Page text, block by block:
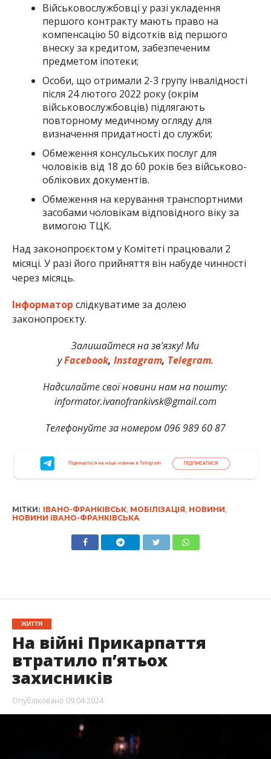
Військовослужбовці у разі укладення
першого контракту мають право на
компенсацію 50 відсотків від першого
внеску за кредитом, забезпеченим
предметом іпотеки;
Особи, що отримали 2-3 групу інвалідності
після 24 лютого 2022 року (окрім
військовослужбовців) підлягають
повторному медичному огляду для
визначення придатності до служби;
Обмеження консульських послуг для
чоловіків від 18 до 60 років без військово-
облікових документів.
Обмеження на керування транспортними
засобами чоловікам відповідного віку за
вимогою ТЦК.
Над законопроєктом у Комітеті працювали 2
місяці. У разі його прийняття він набуде чинності
через місяць.
Інформатор слідкуватиме за долею
законопроєкту.
Залишайтеся на зв’язку! Ми
уFacebook, Instagram, Telegram.
Надсилайте свої новини нам на пошту:
informator.ivanofrankivsk@gmail.com
Телефонуйте за номером 096 989 60 87
МІТКИ: ІВАНО-ФРАНКІВСЬК, МОБІЛІЗАЦІЯ, НОВИНИ,
НОВИНИ ІВАНО-ФРАНКІВСЬКА
ЖИТТЯ
На війні Прикарпаття
втратило п’ятьох
захисників
Опубліковано 09.04.2024